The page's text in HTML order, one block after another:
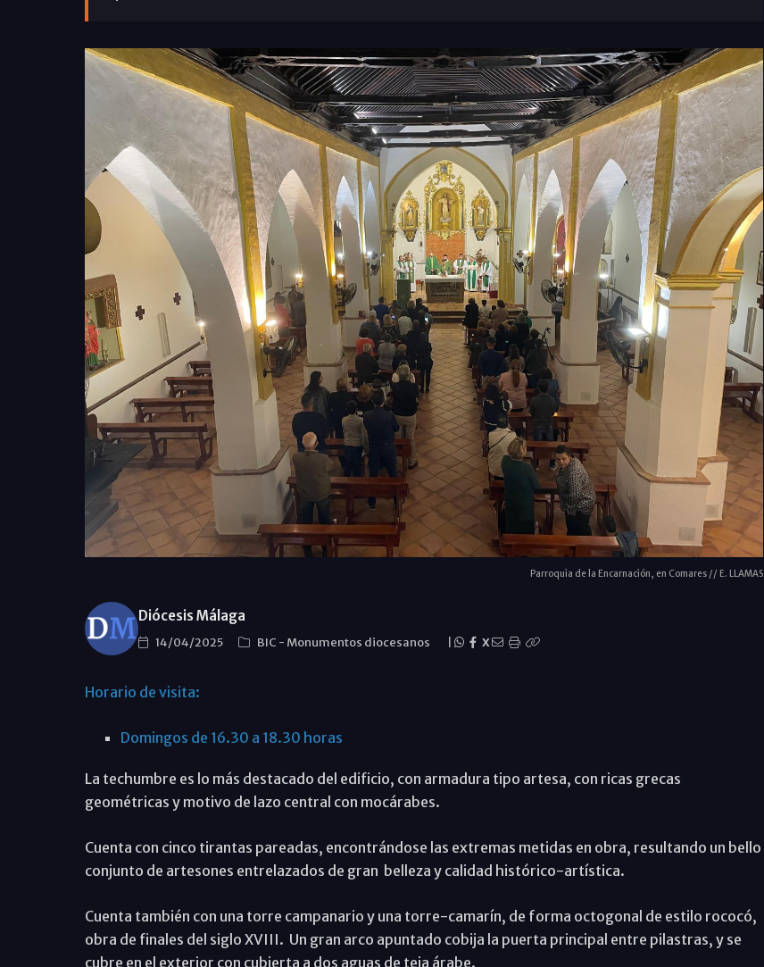
Parroquia de la Encarnación, en Comares // E. LLAMAS
Diócesis Málaga
14/04/2025 BIC - Monumentos diocesanos X
Horario de visita:
Domingos de 16.30 a 18.30 horas
La techumbre es lo más destacado del edificio, con armadura tipo artesa, con ricas grecas
geométricas y motivo de lazo central con mocárabes.
Cuenta con cinco tirantas pareadas, encontrándose las extremas metidas en obra, resultando un bello
conjunto de artesones entrelazados de gran belleza y calidad histórico-artística.
Cuenta también con una torre campanario y una torre-camarín, de forma octogonal de estilo rococó,
obra de finales del siglo XVIII. Un gran arco apuntado cobija la puerta principal entre pilastras, y se
cubre en el exterior con cubierta a dos aguas de teja árabe.